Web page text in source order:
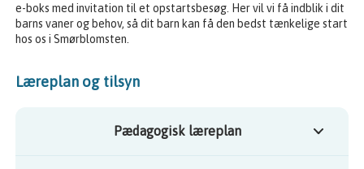
e-boks med invitation til et opstartsbesøg. Her vil vi få indblik i dit
barns vaner og behov, så dit barn kan få den bedst tænkelige start
hos os i Smørblomsten.
Læreplan og tilsyn
Pædagogisk læreplan